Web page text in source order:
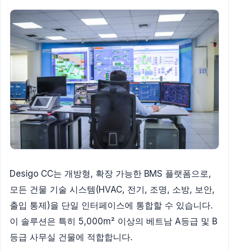
Desigo CC는 개방형, 확장 가능한 BMS 플랫폼으로,
모든 건물 기술 시스템(HVAC, 전기, 조명, 소방, 보안,
출입 통제)을 단일 인터페이스에 통합할 수 있습니다.
이 솔루션은 특히 5,000m² 이상의 베트남 A등급 및 B
등급 사무실 건물에 적합합니다.